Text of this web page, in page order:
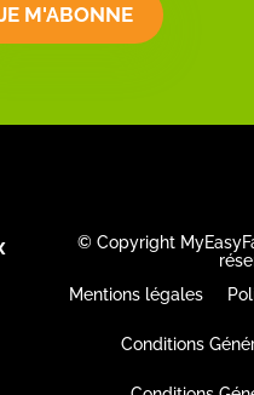
M'ABONNE
© Copyright
Mentions légales
Conditions